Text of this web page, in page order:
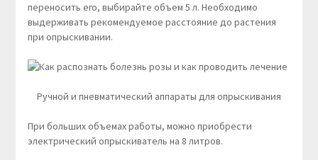
переносить его, выбирайте объем 5 л. Необходимо
выдерживать рекомендуемое расстояние до растения
при опрыскивании.
Ручной и пневматический аппараты для опрыскивания
При больших объемах работы, можно приобрести
электрический опрыскиватель на 8 литров.